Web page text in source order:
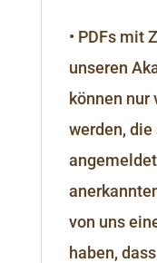
• PDFs mit
unseren
können nur
werden,
von uns
haben,